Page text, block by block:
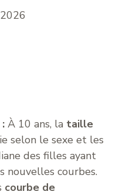
À 10 ans, la taille
selon le sexe et les
des filles ayant
nouvelles courbes.
courbe de